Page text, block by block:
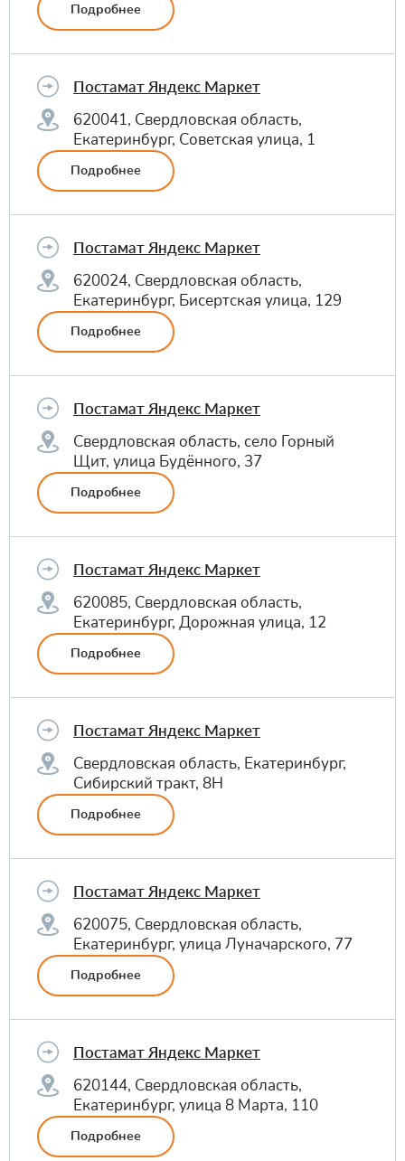
Подробнее
Постамат Яндекс Маркет
620041, Свердловская область,
Екатеринбург, Советская улица, 1
Подробнее
Постамат Яндекс Маркет
620024, Свердловская область,
Екатеринбург, Бисертская улица, 129
Подробнее
Постамат Яндекс Маркет
Свердловская область, село Горный
Щит, улица Будённого, 37
Подробнее
Постамат Яндекс Маркет
620085, Свердловская область,
Екатеринбург, Дорожная улица, 12
Подробнее
Постамат Яндекс Маркет
Свердловская область, Екатеринбург,
Сибирский тракт, 8Н
Подробнее
Постамат Яндекс Маркет
620075, Свердловская область,
Екатеринбург, улица Луначарского, 77
Подробнее
Постамат Яндекс Маркет
620144, Свердловская область,
Екатеринбург, улица 8 Марта, 110
Подробнее